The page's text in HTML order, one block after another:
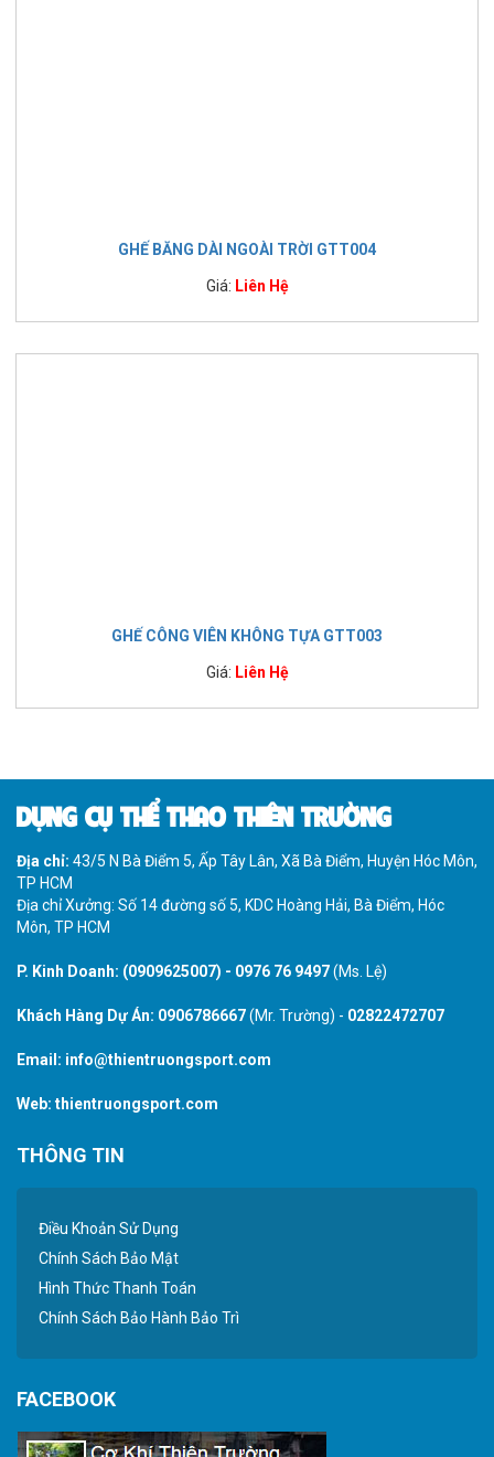
GHẾ BĂNG DÀI NGOÀI TRỜI GTT004
Giá: Liên Hệ
GHẾ CÔNG VIÊN KHÔNG TỰA GTT003
Giá: Liên Hệ
DỤNG CỤ THỂ THAO THIÊN TRƯỜNG
Địa chỉ: 43/5 N Bà Điểm 5, Ấp Tây Lân, Xã Bà Điểm, Huyện Hóc Môn,
TP HCM
Địa chỉ Xưởng: Số 14 đường số 5, KDC Hoàng Hải, Bà Điểm, Hóc
Môn, TP HCM
P. Kinh Doanh: (0909625007) - 0976 76 9497(Ms. Lệ)
Khách Hàng Dự Án: 0906786667(Mr. Trường) - 02822472707
Email: info@thientruongsport.com
Web: thientruongsport.com
THÔNG TIN
Điều Khoản Sử Dụng
Chính Sách Bảo Mật
Hình Thức Thanh Toán
Chính Sách Bảo Hành Bảo Trì
FACEBOOK